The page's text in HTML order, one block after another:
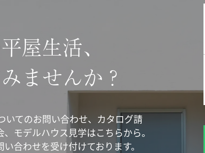
屋生活、
ませんか？
いてのお問い合わせ、カタログ請
モデルハウス見学はこちらから。
合わせを受け付けております。